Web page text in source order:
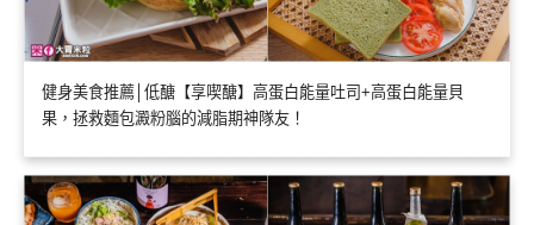
健身美食推薦│低醣【享喫醣】高蛋白能量吐司+高蛋白能量貝
果，拯救麵包澱粉腦的減脂期神隊友！